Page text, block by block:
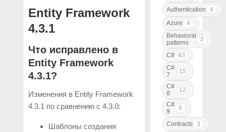
Entity Framework
4.3.1
Что исправлено в
Entity Framework
4.3.1?
Изменения в Entity Framework
4.3.1 по сравнению с 4.3.0:
Шаблоны создания
Authentication
4
Azure
4
Behavioral
patterns
2
C# 63
C#
7
15
C#
8
12
C#
9
6
Contracts 3